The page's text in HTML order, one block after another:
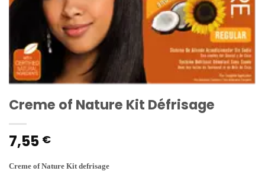
Creme of Nature Kit Défrisage
7,55 €
Creme of Nature Kit defrisage